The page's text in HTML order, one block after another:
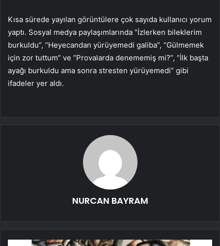
Kısa sürede yayılan görüntülere çok sayıda kullanıcı yorum
yaptı. Sosyal medya paylaşımlarında “İzlerken bileklerim
burkuldu”, “Heyecandan yürüyemedi galiba”, “Gülmemek
için zor tuttum” ve “Provalarda denememiş mi?”, “İlk başta
ayağı burkuldu ama sonra stresten yürüyemedi” gibi
ifadeler yer aldı.
NURCAN BAYRAM